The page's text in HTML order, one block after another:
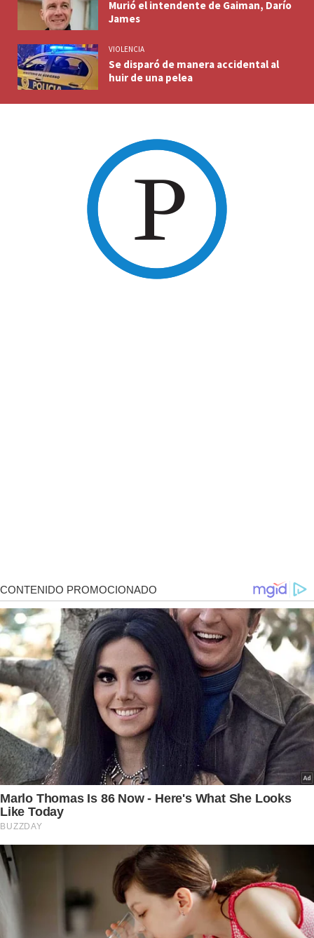
Murió el intendente de Gaiman, Darío
James
VIOLENCIA
Se disparó de manera accidental al
huir de una pelea